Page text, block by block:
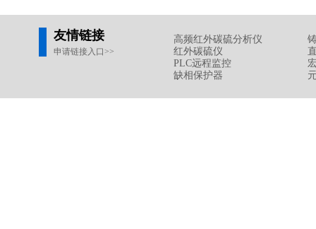
友情链接
申请链接入口>>
高频红外碳硫分析仪
红外碳硫仪
PLC远程监控
缺相保护器